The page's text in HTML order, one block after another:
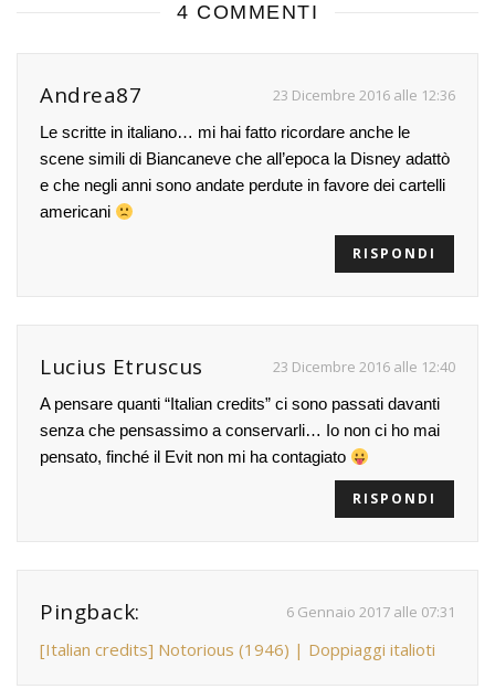
4 COMMENTI
Andrea87 23 Dicembre 2016 alle 12:36
Le scritte in italiano… mi hai fatto ricordare anche le
scene simili di Biancaneve che all’epoca la Disney adattò
e che negli anni sono andate perdute in favore dei cartelli
americani
RISPONDI
Lucius Etruscus 23 Dicembre 2016 alle 12:40
A pensare quanti “Italian credits” ci sono passati davanti
senza che pensassimo a conservarli… Io non ci ho mai
pensato, finché il Evit non mi ha contagiato
RISPONDI
Pingback: 6 Gennaio 2017 alle 07:31
[Italian credits] Notorious (1946) | Doppiaggi italioti